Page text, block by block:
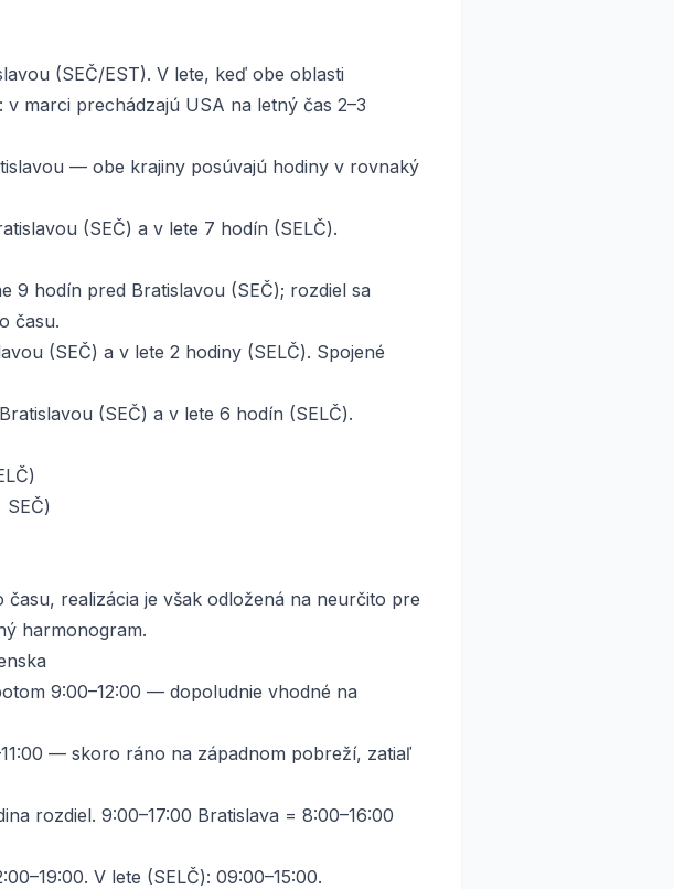
(SEČ/EST). V lete, keď obe oblasti
marci prechádzajú USA na letný čas 2–3
— obe krajiny posúvajú hodiny v rovnaký
(SEČ) a v lete 7 hodín (SELČ).
9 hodín pred Bratislavou (SEČ); rozdiel sa
času.
(SEČ) a v lete 2 hodiny (SELČ). Spojené
(SEČ) a v lete 6 hodín (SELČ).
realizácia je však odložená na neurčito pre
harmonogram.
9:00–12:00 — dopoludnie vhodné na
— skoro ráno na západnom pobreží, zatiaľ
rozdiel. 9:00–17:00 Bratislava = 8:00–16:00
V lete (SELČ): 09:00–15:00.